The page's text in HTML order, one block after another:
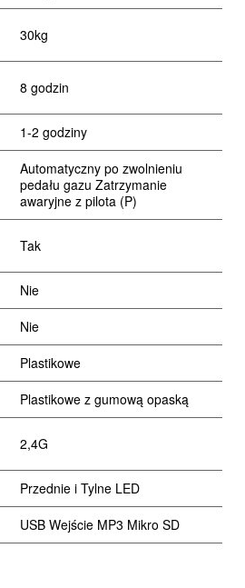
30kg
8 godzin
1-2 godziny
Automatyczny po zwolnieniu
pedału gazu Zatrzymanie
awaryjne z pilota (P)
Tak
Nie
Nie
Plastikowe
Plastikowe z gumową opaską
2,4G
Przednie i Tylne LED
USB Wejście MP3 Mikro SD